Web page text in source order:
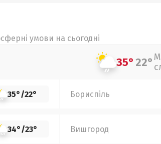
умови на сьогодні
35°22°
35°/22° Бориспіль
34°/23° Вишгород